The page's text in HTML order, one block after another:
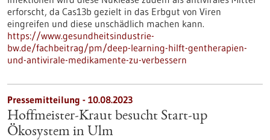
erforscht, da Cas13b gezielt in das Erbgut von Viren
eingreifen und diese unschädlich machen kann.
https://www.gesundheitsindustrie-
bw.de/fachbeitrag/pm/deep-learning-hilft-gentherapien-
und-antivirale-medikamente-zu-verbessern
Pressemitteilung - 10.08.2023
Hoffmeister-Kraut besucht Start-up
Ökosystem in Ulm